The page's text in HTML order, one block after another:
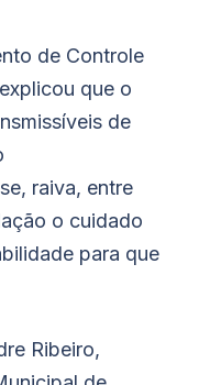
de Controle
que o
de
raiva, entre
o cuidado
para que
Ribeiro,